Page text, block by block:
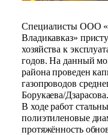
Специалисты ООО
Владикавказ»
хозяйства к
годов. На данный
района проведен
газопроводов
Борукаева/Дзарасова.
В ходе работ
полиэтиленовые
протяжённость